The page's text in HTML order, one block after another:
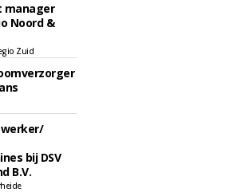
manager
Noord &
Zuid
bij DSV
B.V.